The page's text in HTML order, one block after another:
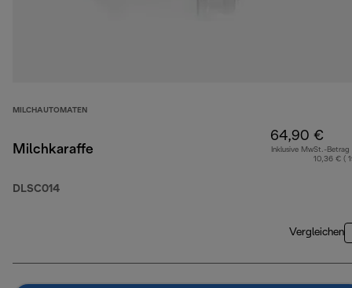
MILCHAUTOMATEN
Milchkaraffe
DLSC014
64,90 €
Inklusive MwSt.-Betrag
10,36 € (
Vergleichen